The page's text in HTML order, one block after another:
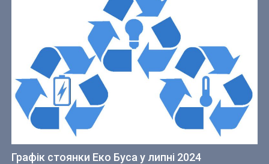
Графік стоянки Еко Буса у липні 2024